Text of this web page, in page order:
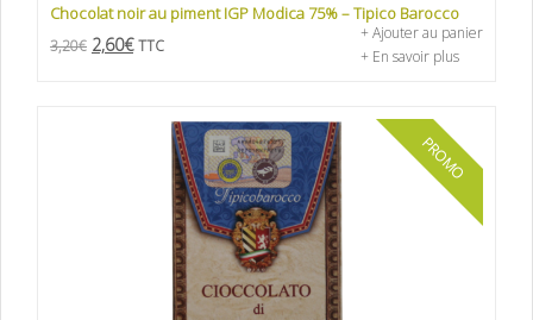
Chocolat noir au piment IGP Modica 75% – Tipico Barocco
3,20€ 2,60€ TTC
+ Ajouter au panier
+ En savoir plus
PROMO